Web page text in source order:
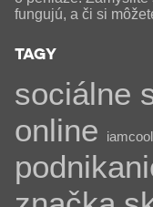
fungujú, a či si
TAGY
sociálne
online
iamcool